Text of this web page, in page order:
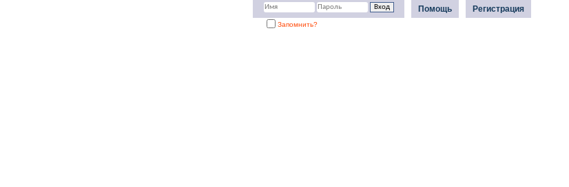
Регистрация
Помощь
Запомнить?